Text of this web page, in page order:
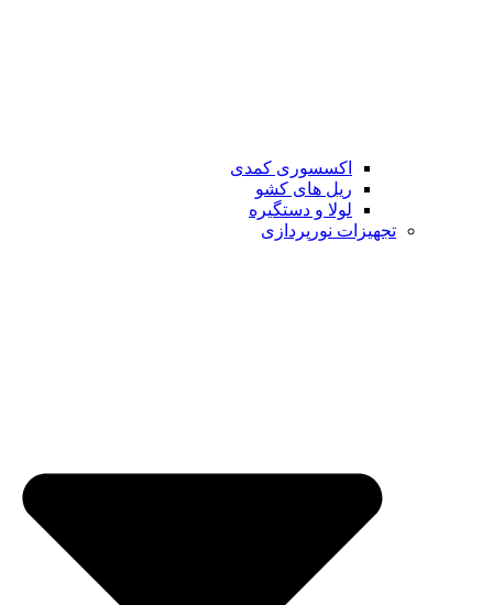
اکسسوری کمدی
ریل های کشو
لولا و دستگیره
تجهیزات نورپردازی